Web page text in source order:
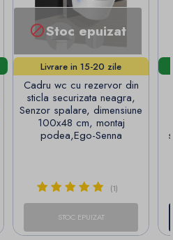
Stoc epuizat
Livrare in 15-20 zile
lucrătoare!
Cadru wc cu rezervor din
sticla securizata neagra,
Senzor spalare, dimensiune
100x48 cm, montaj
podea,Ego-Senna
(1)
STOC EPUIZAT